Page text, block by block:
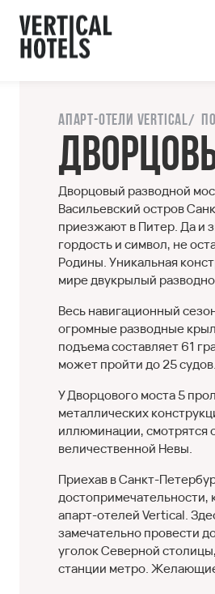
Апарт-отели Vertical
Дворцовый разводной
Васильевский остров
приезжают в Питер. Да и
гордость и символ, не
Родины. Уникальная
мире двукрылый
Весь навигационный
огромные разводные
подъема составляет 61
может пройти до 25
У Дворцового моста 5
металлических
иллюминации, смотрятся
величественной Невы.
Приехав в Санкт-
достопримечательности,
апарт-отелей Vertical.
замечательно провести
уголок Северной
станции метро.
с сайтом.